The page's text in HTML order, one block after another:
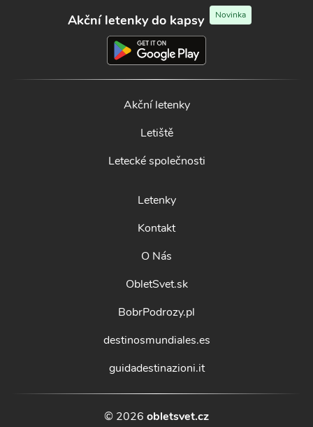
Akční letenky do kapsy Novinka
Akční letenky
Letiště
Letecké společnosti
Letenky
Kontakt
O Nás
ObletSvet.sk
BobrPodrozy.pl
destinosmundiales.es
guidadestinazioni.it
© 2026 obletsvet.cz